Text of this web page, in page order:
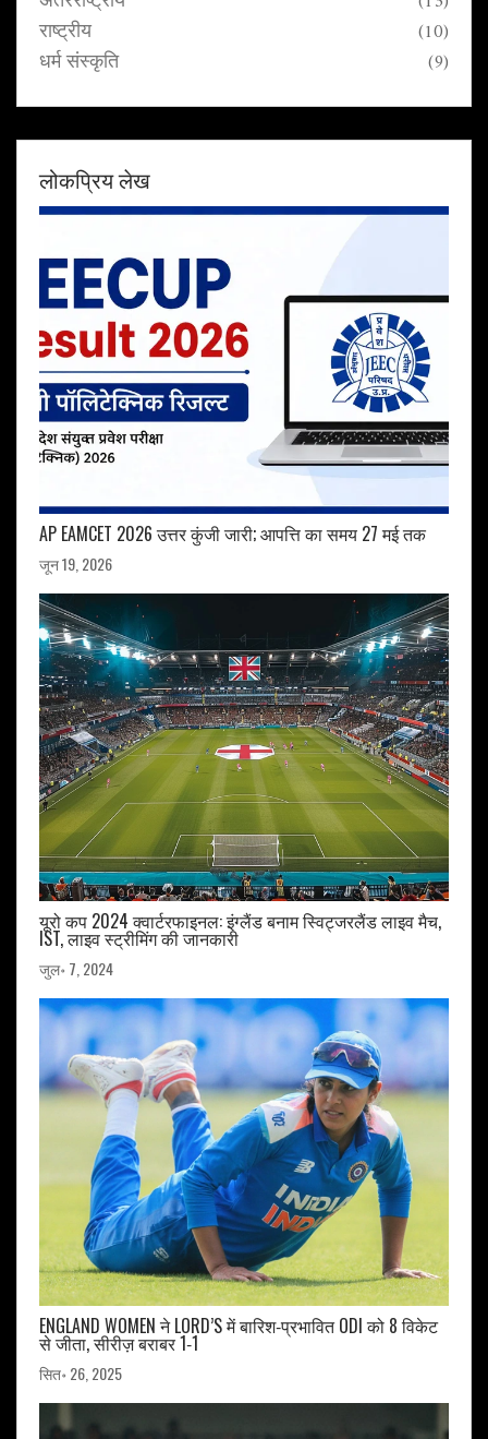
राष्ट्रीय (10)
धर्म संस्कृति (9)
लोकप्रिय लेख
AP EAMCET 2026 उत्तर कुंजी जारी; आपत्ति का समय 27 मई तक
जून 19, 2026
यूरो कप 2024 क्वार्टरफाइनल: इंग्लैंड बनाम स्विट्जरलैंड लाइव मैच,
IST, लाइव स्ट्रीमिंग की जानकारी
जुल॰ 7, 2024
ENGLAND WOMEN ने LORD’S में बारिश‑प्रभावित ODI को 8 विकेट
से जीता, सीरीज़ बराबर 1‑1
सित॰ 26, 2025